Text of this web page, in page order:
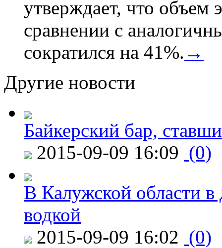
утверждает, что объем
сравнении с
сократился на 41%. →
Другие новости
Байкерский бар,
2015-09-09 16:09 (0)
В Калужской области в
водкой
2015-09-09 16:02 (0)